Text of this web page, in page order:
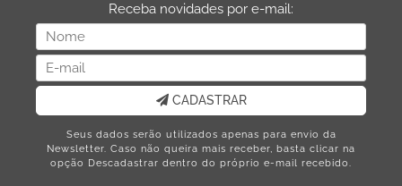
Receba novidades por e-mail:
CADASTRAR
Seus dados serão utilizados apenas para envio da
Newsletter. Caso não queira mais receber, basta clicar na
opção Descadastrar dentro do próprio e-mail recebido.